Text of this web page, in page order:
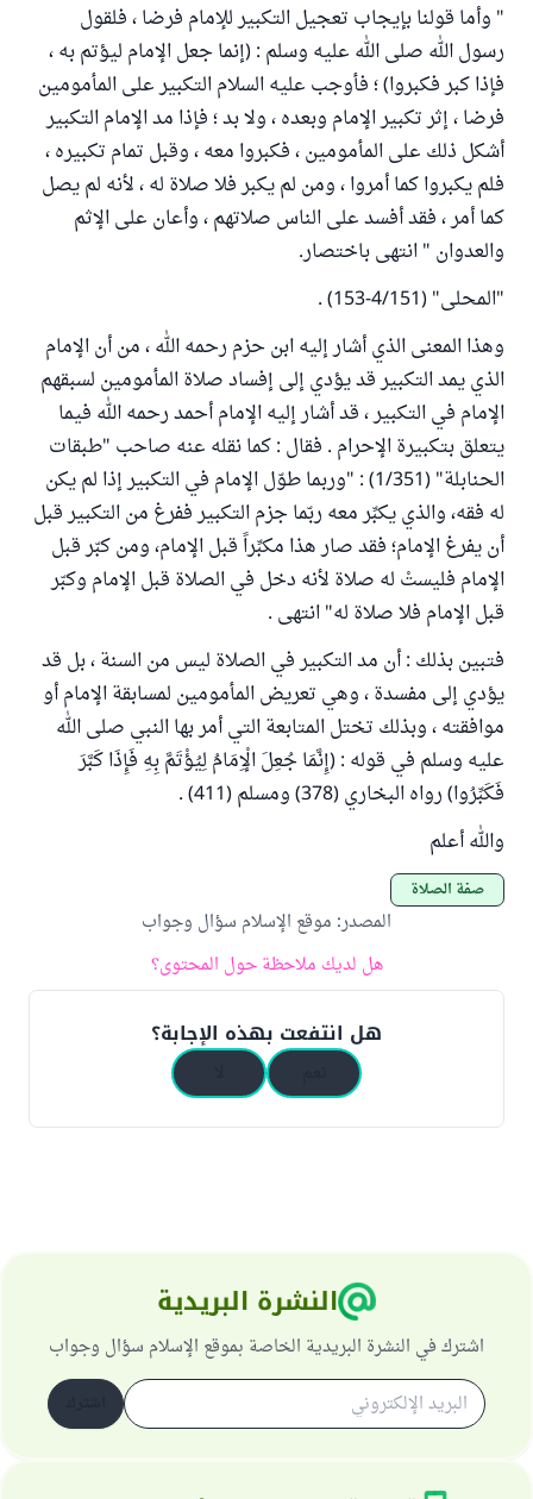
" وأما قولنا بإيجاب تعجيل التكبير للإمام فرضا ، فلقول
رسول الله صلى الله عليه وسلم : (إنما جعل الإمام ليؤتم به ،
فإذا كبر فكبروا) ؛ فأوجب عليه السلام التكبير على المأمومين
فرضا ، إثر تكبير الإمام وبعده ، ولا بد ؛ فإذا مد الإمام التكبير
أشكل ذلك على المأمومين ، فكبروا معه ، وقبل تمام تكبيره ،
فلم يكبروا كما أمروا ، ومن لم يكبر فلا صلاة له ، لأنه لم يصل
كما أمر ، فقد أفسد على الناس صلاتهم ، وأعان على الإثم
والعدوان " انتهى باختصار.
"المحلى" (4/151-153) .
وهذا المعنى الذي أشار إليه ابن حزم رحمه الله ، من أن الإمام
الذي يمد التكبير قد يؤدي إلى إفساد صلاة المأمومين لسبقهم
الإمام في التكبير ، قد أشار إليه الإمام أحمد رحمه الله فيما
يتعلق بتكبيرة الإحرام . فقال : كما نقله عنه صاحب "طبقات
الحنابلة" (1/351) : "وربما طوّل الإمام في التكبير إذا لم يكن
له فقه، والذي يكبِّر معه ربّما جزم التكبير ففرغ من التكبير قبل
أن يفرغ الإمام؛ فقد صار هذا مكبِّراً قبل الإمام، ومن كبّر قبل
الإمام فليستْ له صلاة لأنه دخل في الصلاة قبل الإمام وكبّر
قبل الإمام فلا صلاة له" انتهى .
فتبين بذلك : أن مد التكبير في الصلاة ليس من السنة ، بل قد
يؤدي إلى مفسدة ، وهي تعريض المأمومين لمسابقة الإمام أو
موافقته ، وبذلك تختل المتابعة التي أمر بها النبي صلى الله
عليه وسلم في قوله : (إِنَّمَا جُعِلَ الْإِمَامُ لِيُؤْتَمَّ بِهِ فَإِذَا كَبَّرَ
فَكَبِّرُوا) رواه البخاري (378) ومسلم (411) .
والله أعلم
صفة الصلاة
المصدر: موقع الإسلام سؤال وجواب
هل لديك ملاحظة حول المحتوى؟
هل انتفعت بهذه الإجابة؟
النشرة البريدية
اشترك في النشرة البريدية الخاصة بموقع الإسلام سؤال وجواب